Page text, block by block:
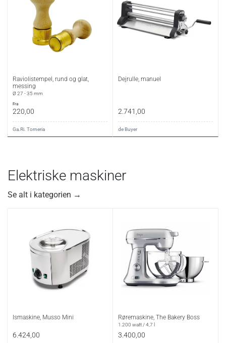
Raviolistempel, rund og glat,
messing
Ø 27 - 35 mm
fra
220,00
Ga.Ri. Torneria
Dejrulle, manuel
2.741,00
de Buyer
Elektriske maskiner
Se alt i kategorien →
Ismaskine, Musso Mini
6.424,00
Røremaskine, The Bakery Boss
1.200 watt / 4,7 l
3.400,00